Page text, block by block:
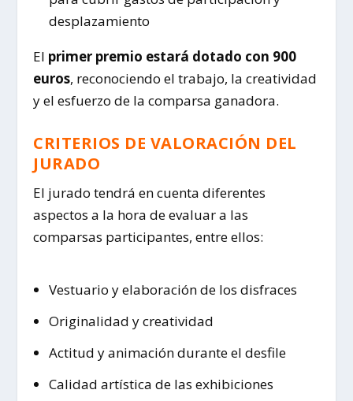
desplazamiento
El primer premio estará dotado con 900
euros, reconociendo el trabajo, la creatividad
y el esfuerzo de la comparsa ganadora.
CRITERIOS DE VALORACIÓN DEL
JURADO
El jurado tendrá en cuenta diferentes
aspectos a la hora de evaluar a las
comparsas participantes, entre ellos:
Vestuario y elaboración de los disfraces
Originalidad y creatividad
Actitud y animación durante el desfile
Calidad artística de las exhibiciones